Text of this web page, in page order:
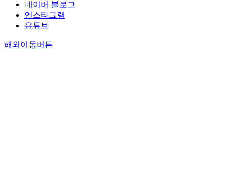
네이버 블로그
인스타그램
유튜브
해외이동버튼